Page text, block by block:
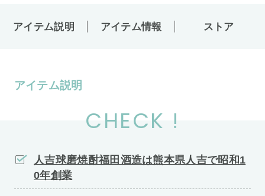
アイテム説明 アイテム情報 ストア
アイテム説明
CHECK !
人吉球磨焼酎福田酒造は熊本県人吉で昭和1
0年創業